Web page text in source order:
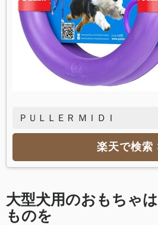
ＰＵＬＬＥＲ ＭＩＤＩ
楽天で検索
大型犬用のおもちゃ
ものを